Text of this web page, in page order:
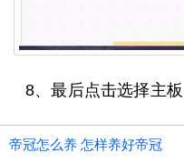
8、最后点击选择主
帝冠怎么养 怎样养好帝冠